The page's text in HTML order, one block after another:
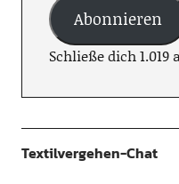
Abonnieren
Schließe dich
Textilvergehen-Chat